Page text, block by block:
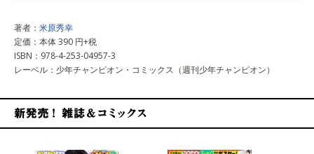
著者： 米原秀幸
定価：本体 390 円+税
ISBN：978-4-253-04957-3
レーベル：少年チャンピオン・コミックス（週刊少年チャンピオン）